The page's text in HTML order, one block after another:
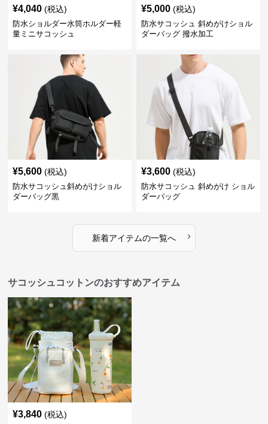
¥4,040 (税込)
防水ショルダー水筒ホルダー軽
量ミニサコッシュ
¥5,000 (税込)
防水サコッシュ 斜めがけショル
ダーバッグ 撥水加工
¥5,600 (税込)
防水サコッシュ斜めがけショル
ダーバッグ黒
¥3,600 (税込)
防水サコッシュ 斜めがけ ショル
ダーバッグ
新着アイテムの一覧へ ›
サコッシュコットンのおすすめアイテム
¥3,840 (税込)